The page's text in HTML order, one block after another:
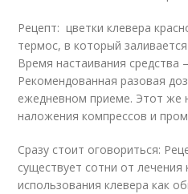
Рецепт: цветки клевера
термос, в который
Время настаивания средства
Рекомендованная разовая
ежедневном приеме. Этот же
наложения компрессов и
Сразу стоит оговориться:
существует сотни от
использования клевера как